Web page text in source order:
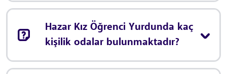
Hazar Kız Öğrenci Yurdunda kaç
kişilik odalar bulunmaktadır?